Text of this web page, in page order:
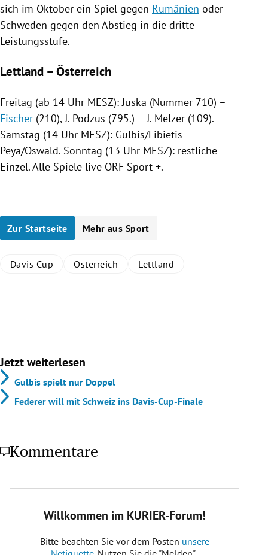
sich im Oktober ein Spiel gegen Rumänien oder
Schweden gegen den Abstieg in die dritte
Leistungsstufe.
Lettland – Österreich
Freitag (ab 14 Uhr MESZ): Juska (Nummer 710) –
Fischer (210), J. Podzus (795.) –J. Melzer (109).
Samstag (14 Uhr MESZ): Gulbis/Libietis –
Peya/Oswald. Sonntag (13 Uhr MESZ): restliche
Einzel. Alle Spiele live ORF Sport +.
Zur Startseite Mehr aus Sport
Davis Cup Österreich Lettland
Jetzt weiterlesen
Gulbis spielt nur Doppel
Federer will mit Schweiz ins Davis-Cup-Finale
Kommentare